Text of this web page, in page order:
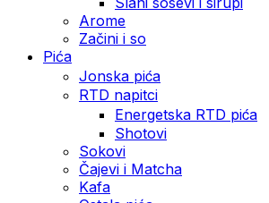
Arome
Začini i so
Pića
Jonska pića
RTD napitci
Energetska RTD pića
Shotovi
Sokovi
Čajevi i Matcha
Kafa